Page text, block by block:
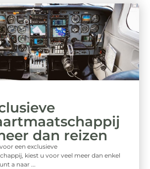
dan reizen
een exclusieve
kiest u voor veel meer dan enkel
a naar ...